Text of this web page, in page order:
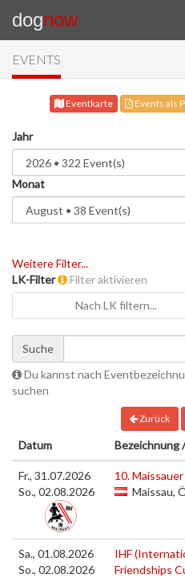
dognow
EVENTS
Eventkarte Events als
Jahr
Monat
Weitere Filter...
LK-Filter
Filter aktivieren
Nach LK filtern...
Suche
Du kannst nach
suchen
Zurück
Datum
Fr., 31.07.2026
So., 02.08.2026
10.
Maissau,
Sa., 01.08.2026
So., 02.08.2026
IHF
Friendships